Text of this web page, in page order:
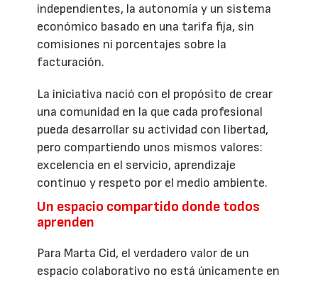
independientes, la autonomía y un sistema
económico basado en una tarifa fija, sin
comisiones ni porcentajes sobre la
facturación.
La iniciativa nació con el propósito de crear
una comunidad en la que cada profesional
pueda desarrollar su actividad con libertad,
pero compartiendo unos mismos valores:
excelencia en el servicio, aprendizaje
continuo y respeto por el medio ambiente.
Un espacio compartido donde todos
aprenden
Para Marta Cid, el verdadero valor de un
espacio colaborativo no está únicamente en